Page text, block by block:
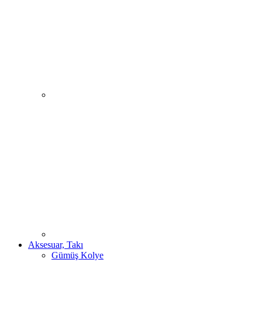
Aksesuar, Takı
Gümüş Kolye